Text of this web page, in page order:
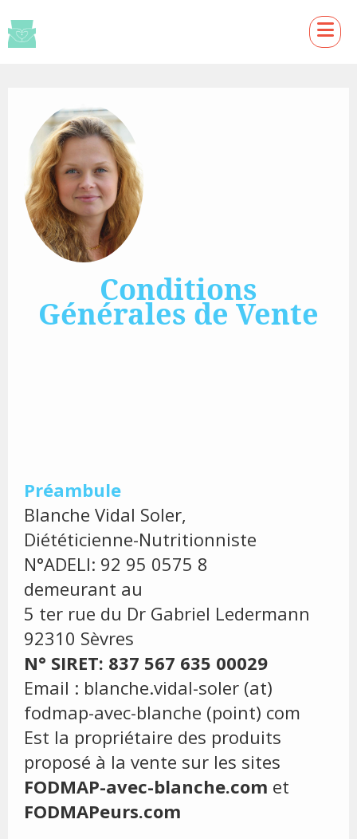
Conditions
Générales de Vente
Préambule
Blanche Vidal Soler,
Diététicienne-Nutritionniste
N°ADELI: 92 95 0575 8
demeurant au
5 ter rue du Dr Gabriel Ledermann
92310 Sèvres
N° SIRET: 837 567 635 00029
Email : blanche.vidal-soler (at)
fodmap-avec-blanche (point) com
Est la propriétaire des produits
proposé à la vente sur les sites
FODMAP-avec-blanche.com et
FODMAPeurs.com